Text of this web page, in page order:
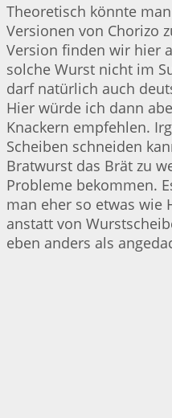
Theoretisch könnte
Versionen von Chorizo
Version finden wir hier
solche Wurst nicht im
darf natürlich auch
Hier würde ich dann
Knackern empfehlen.
Scheiben schneiden
Bratwurst das Brät zu
Probleme bekommen.
man eher so etwas wie
anstatt von
eben anders als